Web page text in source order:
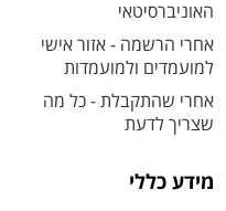
האוניברסיטאי
אחרי הרשמה - אזור אישי
למועמדים ולמועמדות
אחרי שהתקבלת - כל מה
שצריך לדעת
מידע כללי